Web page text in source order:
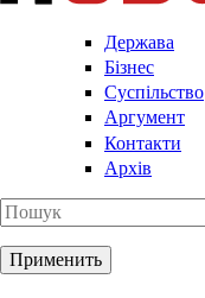
Держава
Бізнес
Суспільство
Аргумент
Контакти
Архів